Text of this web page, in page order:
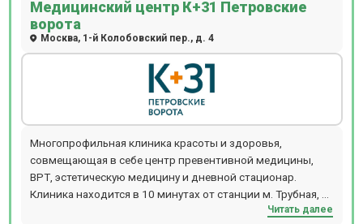
младшего медицинского персонала. Полное
поликлиническое и стационарное обслуживание,
предлагаемое клиникой Семейная в г. Подольск,
особенно актуально для семей: здесь получит помощь
каждый, от мала до велика.
Медицинский центр К+31 Петровские
ворота
Москва, 1-й Колобовский пер., д. 4
Многопрофильная клиника красоты и здоровья,
совмещающая в себе центр превентивной медицины,
ВРТ, эстетическую медицину и дневной стационар.
Клиника находится в 10 минутах от станции м. Трубная, м.
Читать далее